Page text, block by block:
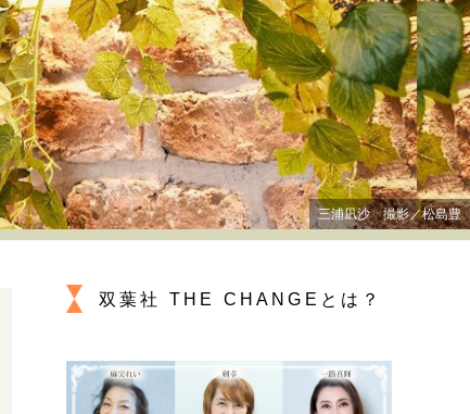
ファーストキャリアを拓く
く未来
生モノの愛用品
三浦凪沙 撮影／松島豊
双葉社 THE CHANGEとは？